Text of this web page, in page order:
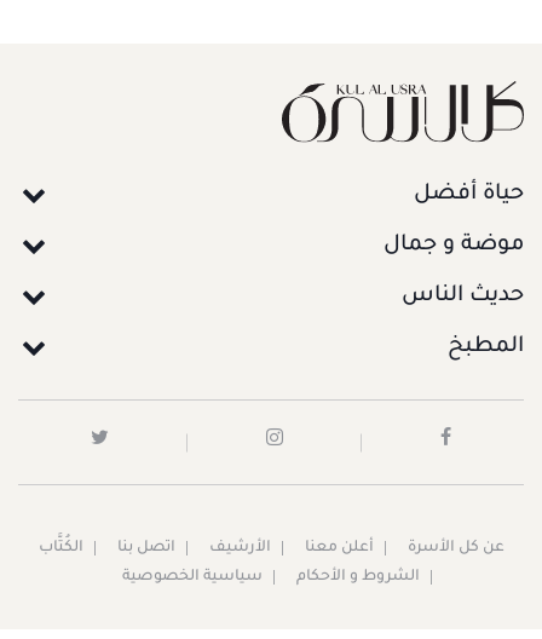
حياة أفضل
موضة و جمال
حديث الناس
المطبخ
عن كل الأسرة أعلن معنا الأرشيف اتصل بنا
الكُتَّاب
الشروط و الأحكام
سياسية الخصوصية